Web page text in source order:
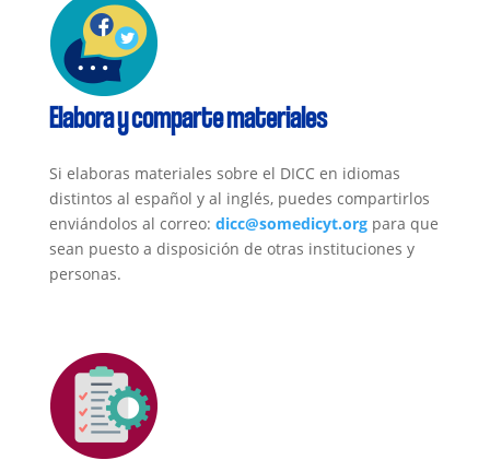
Elabora y comparte materiales
Si elaboras materiales sobre el DICC en idiomas
distintos al español y al inglés, puedes compartirlos
enviándolos al correo: dicc@somedicyt.org para que
sean puesto a disposición de otras instituciones y
personas.